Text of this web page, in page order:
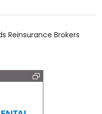
Reinsurance Brokers